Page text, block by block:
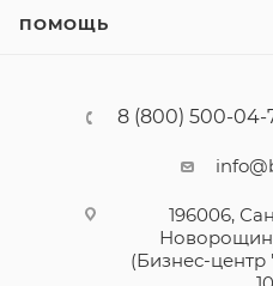
ПОМОЩЬ
8 (800) 500-04-
196006,
(Бизнес-